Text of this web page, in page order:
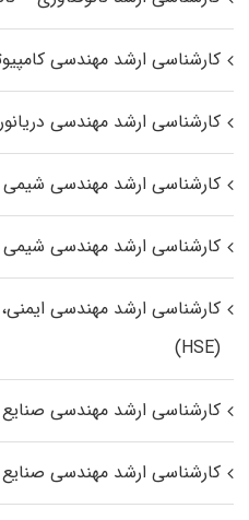
کارشناسی ارشد مهندسی
کارشناسی ارشد مهندسی
کارشناسی ارشد مهندسی شیمی
کارشناسی ارشد مهندسی شیمی
کارشناسی ارشد مهندسی
(HSE)
کارشناسی ارشد مهندسی صنایع
کارشناسی ارشد مهندسی